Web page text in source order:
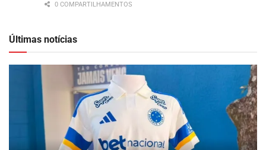
0 COMPARTILHAMENTOS
Últimas notícias